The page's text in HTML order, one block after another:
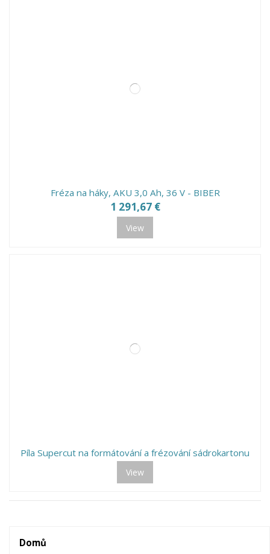
Fréza na háky, AKU 3,0 Ah, 36 V - BIBER
1 291,67 €
View
Píla Supercut na formátování a frézování sádrokartonu
View
Domů